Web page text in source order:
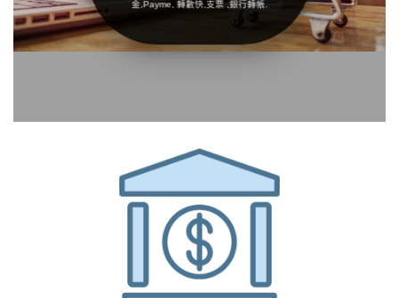
金,Payme, 轉數快,支票 ,銀行轉帳.